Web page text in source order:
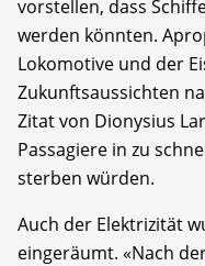
vorstellen, dass
werden könnten.
Lokomotive und der
Zukunftsaussichten
Zitat von Dionysius
Passagiere in zu
sterben würden.
Auch der Elektrizität
eingeräumt. «Nach